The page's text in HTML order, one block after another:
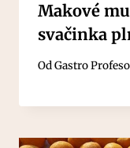
Makové
svačinka
OdGastro